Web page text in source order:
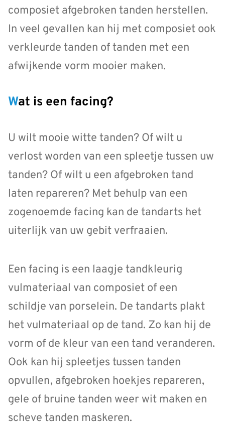
composiet afgebroken tanden herstellen.
In veel gevallen kan hij met composiet ook
verkleurde tanden of tanden met een
afwijkende vorm mooier maken.
Wat is een facing?
U wilt mooie witte tanden? Of wilt u
verlost worden van een spleetje tussen uw
tanden? Of wilt u een afgebroken tand
laten repareren? Met behulp van een
zogenoemde facing kan de tandarts het
uiterlijk van uw gebit verfraaien.
Een facing is een laagje tandkleurig
vulmateriaal van composiet of een
schildje van porselein. De tandarts plakt
het vulmateriaal op de tand. Zo kan hij de
vorm of de kleur van een tand veranderen.
Ook kan hij spleetjes tussen tanden
opvullen, afgebroken hoekjes repareren,
gele of bruine tanden weer wit maken en
scheve tanden maskeren.